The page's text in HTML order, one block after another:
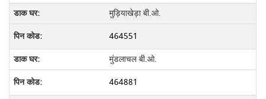
मुड़ियाखेड़ा बी.ओ.
464551
मुंडलाचल बी.ओ.
464881